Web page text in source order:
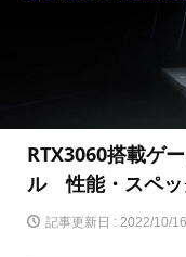
RTX3060搭載ゲ
ル 性能・スペッ
記事更新日 : 2022/10/16